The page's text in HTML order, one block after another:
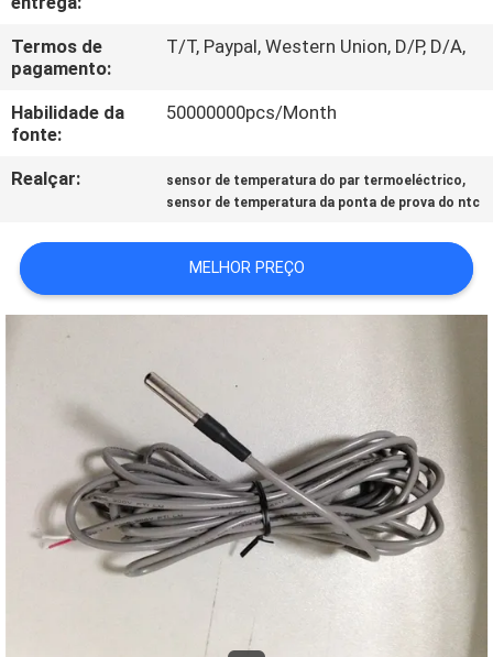
CONTROLE
DA
CONTACTE-
NOS
NOTÍCIA
PEÇA
CITAÇÕES
MAPA
DO
SITE
Termos de
pagamento:
T/T, Paypal, Western Union, D/P, D/A,
Habilidade da
fonte:
50000000pcs/Month
Realçar: sensor de temperatura do par termoeléctrico,
sensor de temperatura da ponta de prova do ntc
MELHOR PREÇO